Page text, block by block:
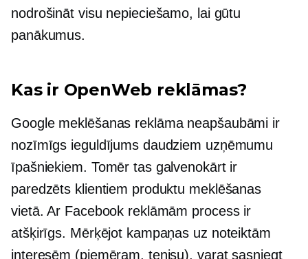
nodrošināt visu nepieciešamo, lai gūtu
panākumus.
Kas ir OpenWeb reklāmas?
Google meklēšanas reklāma neapšaubāmi ir
nozīmīgs ieguldījums daudziem uzņēmumu
īpašniekiem. Tomēr tas galvenokārt ir
paredzēts klientiem produktu meklēšanas
vietā. Ar Facebook reklāmām process ir
atšķirīgs. Mērķējot kampaņas uz noteiktām
interesēm (piemēram, tenisu), varat sasniegt